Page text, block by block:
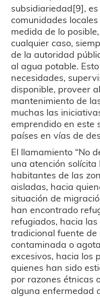
subsidiariedad[9],
comunidades
medida de lo
cualquier caso,
de la autoridad
al agua potable.
necesidades,
disponible, proveer
mantenimiento de
muchas las
emprendido en este
países en vías de
El llamamiento “No
una atención solícita
habitantes de las
aisladas, hacia
situación de
han encontrado
refugiados, hacia
tradicional fuente
contaminada o
excesivos, hacia los
quienes han sido
por razones étnicas
alguna enfermedad